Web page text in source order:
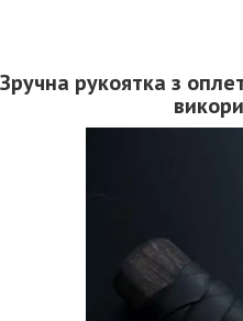
Зручна рукоятка з